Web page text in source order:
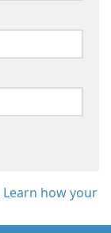
Learn how your